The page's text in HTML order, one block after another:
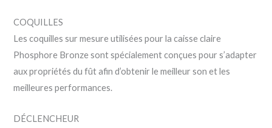
COQUILLES
Les coquilles sur mesure utilisées pour la caisse claire
Phosphore Bronze sont spécialement conçues pour s’adapter
aux propriétés du fût afin d’obtenir le meilleur son et les
meilleures performances.
DÉCLENCHEUR